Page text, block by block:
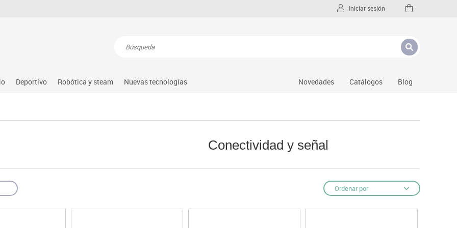
Iniciar sesión
edades
Deportivo
Deportes alternativos
Piscina
Robótica y steam
Makeblock
Vex robotics
Nuevas tecnologías
Soportes
Novedades Catálogos Blog
Conectividad y señal
Ordenar por